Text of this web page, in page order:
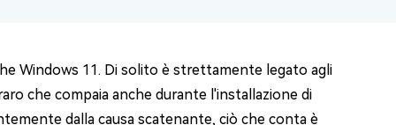
Windows 11. Di solito è strettamente legato agli
che compaia anche durante l'installazione di
dalla causa scatenante, ciò che conta è